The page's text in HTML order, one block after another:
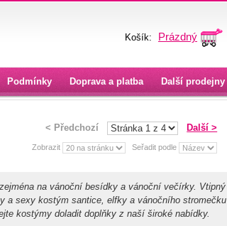
Košík: Prázdný
Podmínky Doprava a platba
Další prodejny
< Předchozí Další >
Zobrazit Seřadit podle
na vánoční besídky a vánoční večírky. Vtipný
a sexy kostým santice, elfky a vánočního stromečku
kostýmy doladit doplňky z naší široké nabídky.